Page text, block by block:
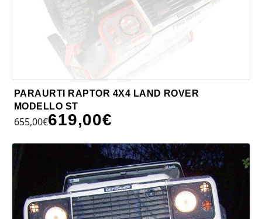
PARAURTI RAPTOR 4X4 LAND ROVER
MODELLO ST
655,00€619,00€